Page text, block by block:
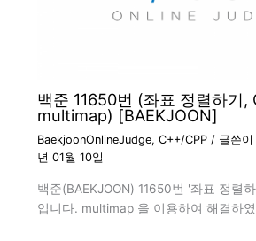
백준 11650번 (좌표 정렬하기,
multimap) [BAEKJOON]
BaekjoonOnlineJudge, C++/CPP/ 글쓴이
년 01월 10일
백준(BAEKJOON) 11650번 '좌표 정렬
입니다. multimap 을 이용하여 해결하